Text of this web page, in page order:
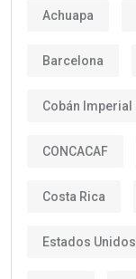
Achuapa
Barcelona
Cobán Imperial
CONCACAF
Costa Rica
Estados Unidos